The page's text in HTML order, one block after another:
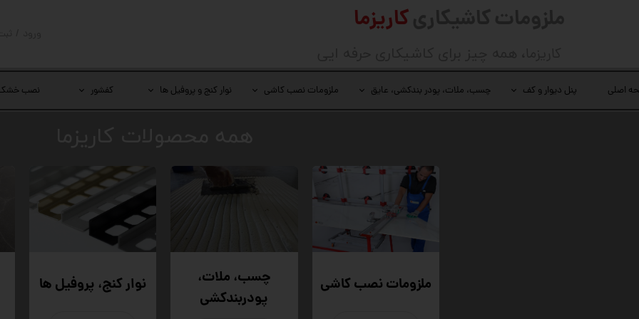
تغییر
کاریزما
اصلی پنل دیوار و کف چسب، ملات، پودر بندکشی، عایق ملزومات نصب کاشی نوار کنج و پروفیل ها کفشور نصب
ملزومات نصب کاشی
چسب، ملات،
پودربندکشی
نوار کنج، پروفیل ها